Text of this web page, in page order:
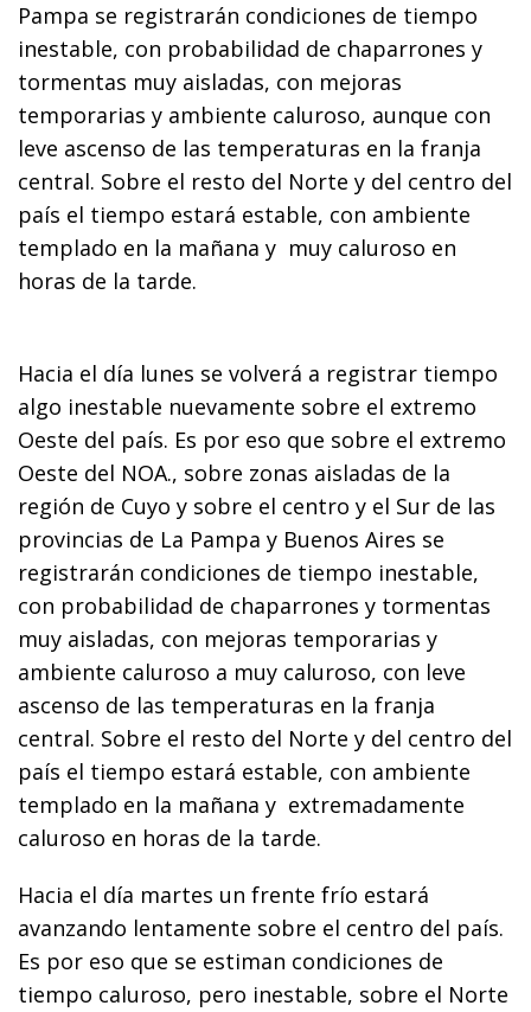
Pampa se registrarán condiciones de tiempo
inestable, con probabilidad de chaparrones y
tormentas muy aisladas, con mejoras
temporarias y ambiente caluroso, aunque con
leve ascenso de las temperaturas en la franja
central. Sobre el resto del Norte y del centro del
país el tiempo estará estable, con ambiente
templado en la mañana y muy caluroso en
horas de la tarde.
Hacia el día lunes se volverá a registrar tiempo
algo inestable nuevamente sobre el extremo
Oeste del país. Es por eso que sobre el extremo
Oeste del NOA., sobre zonas aisladas de la
región de Cuyo y sobre el centro y el Sur de las
provincias de La Pampa y Buenos Aires se
registrarán condiciones de tiempo inestable,
con probabilidad de chaparrones y tormentas
muy aisladas, con mejoras temporarias y
ambiente caluroso a muy caluroso, con leve
ascenso de las temperaturas en la franja
central. Sobre el resto del Norte y del centro del
país el tiempo estará estable, con ambiente
templado en la mañana y extremadamente
caluroso en horas de la tarde.
Hacia el día martes un frente frío estará
avanzando lentamente sobre el centro del país.
Es por eso que se estiman condiciones de
tiempo caluroso, pero inestable, sobre el Norte